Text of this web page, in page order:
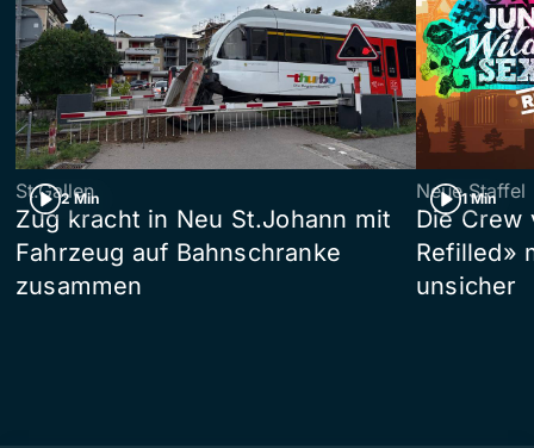
2 Min
St.Gallen
Zug kracht in Neu St.Johann mit
Fahrzeug auf Bahnschranke
zusammen
1 Min
Neue Staffel
Die Crew
Refilled»
unsicher